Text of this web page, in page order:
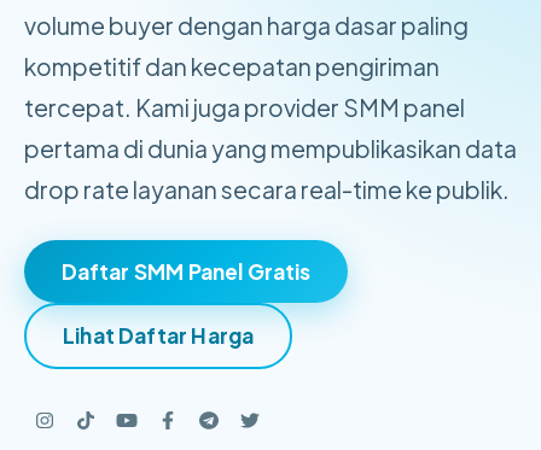
volume buyer dengan harga dasar paling
kompetitif dan kecepatan pengiriman
tercepat. Kami juga provider SMM panel
pertama di dunia yang mempublikasikan data
drop rate layanan secara real-time ke publik.
Daftar SMM Panel Gratis
Lihat Daftar Harga